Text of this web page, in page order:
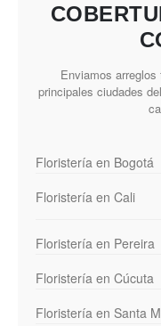
Enviamos
principales ciudades
Floristería en Bogotá
Floristería en Cali
Floristería en Pereira
Floristería en Cúcuta
Floristería en Santa